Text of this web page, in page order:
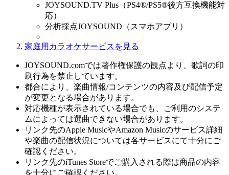
JOYSOUND.TV Plus（PS4®/PS5®後方互換機能対
応）
分析採点JOYSOUND（スマホアプリ）
家庭用カラオケサービスを見る
JOYSOUND.comでは著作権保護の観点より、歌詞の印
刷行為を禁止しています。
都合により、楽曲情報/コンテンツの内容及び配信予定
が変更となる場合があります。
対応機種が表示されている場合でも、ご利用のシステ
ムによっては選曲できない場合があります。
リンク先のApple MusicやAmazon Musicのサービス詳細
や楽曲の配信状況については各サービスにて十分にご
確認ください。
リンク先のiTunes Storeでご購入される際は商品の内容
を十分にご確認ください。